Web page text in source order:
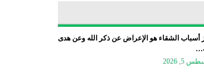
أسباب الشقاء هو الإعراض عن ذكر الله وعن هدى
5, 2026